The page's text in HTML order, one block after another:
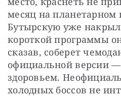
месяц на планетарном
Бутырскую уже
короткой программы
сказав, соберет
официальной версии —
здоровьем.
холодных боссов не